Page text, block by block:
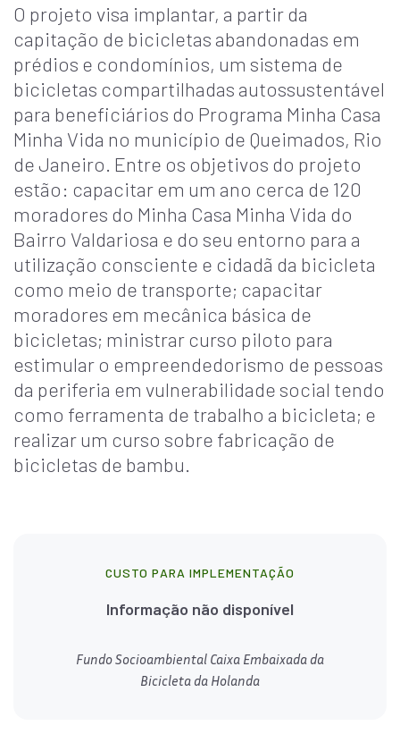
O projeto visa implantar, a partir da
capitação de bicicletas abandonadas em
prédios e condomínios, um sistema de
bicicletas compartilhadas autossustentável
para beneficiários do Programa Minha Casa
Minha Vida no município de Queimados, Rio
de Janeiro. Entre os objetivos do projeto
estão: capacitar em um ano cerca de 120
moradores do Minha Casa Minha Vida do
Bairro Valdariosa e do seu entorno para a
utilização consciente e cidadã da bicicleta
como meio de transporte; capacitar
moradores em mecânica básica de
bicicletas; ministrar curso piloto para
estimular o empreendedorismo de pessoas
da periferia em vulnerabilidade social tendo
como ferramenta de trabalho a bicicleta; e
realizar um curso sobre fabricação de
bicicletas de bambu.
CUSTO PARA IMPLEMENTAÇÃO
Informação não disponível
Fundo Socioambiental Caixa Embaixada da
Bicicleta da Holanda